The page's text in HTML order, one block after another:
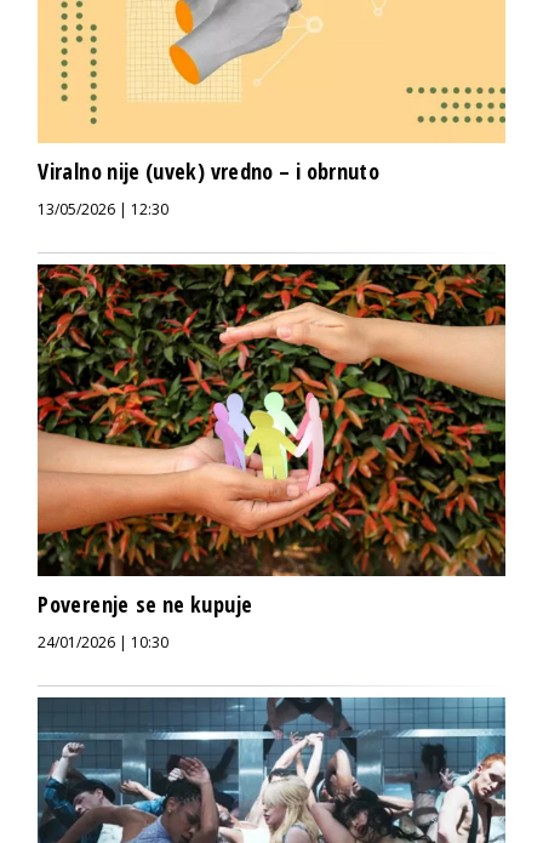
Viralno nije (uvek) vredno – i obrnuto
13/05/2026 | 12:30
Poverenje se ne kupuje
24/01/2026 | 10:30